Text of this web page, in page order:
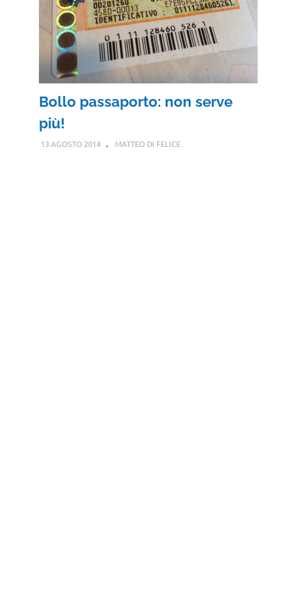
Bollo passaporto: non serve
più!
13 AGOSTO 2014 MATTEO DI FELICE